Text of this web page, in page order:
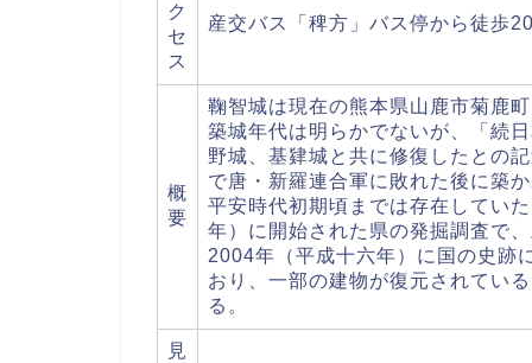
ク
セ
ス
産交バス「稗方」バス停から徒歩
概
要
鞠智城は現在の熊本県山鹿市菊鹿
築城年代は明らかでないが、「続
野城、基肄城と共に修復したとの
で唐・新羅連合軍に敗れた後に築
平安時代初期頃までは存在してい
年）に開始された県の発掘調査で
2004年（平成十六年）に国の史跡
おり、一部の建物が復元されてい
る。
見